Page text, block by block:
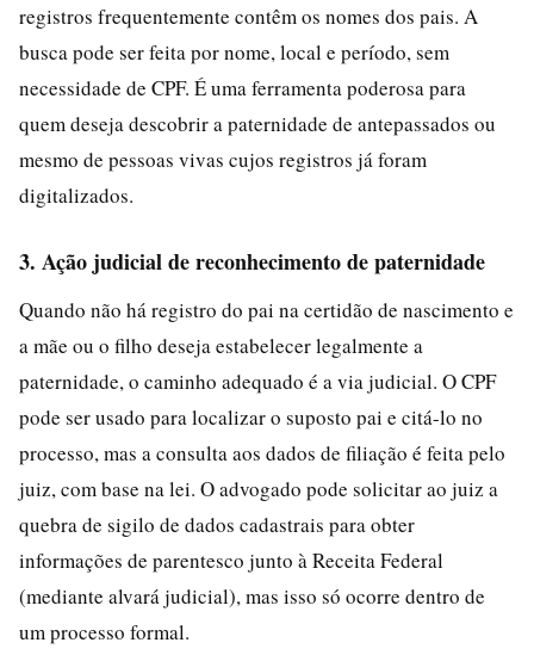
registros frequentemente contêm os nomes dos pais. A
busca pode ser feita por nome, local e período, sem
necessidade de CPF. É uma ferramenta poderosa para
quem deseja descobrir a paternidade de antepassados ou
mesmo de pessoas vivas cujos registros já foram
digitalizados.
3. Ação judicial de reconhecimento de paternidade
Quando não há registro do pai na certidão de nascimento e
a mãe ou o filho deseja estabelecer legalmente a
paternidade, o caminho adequado é a via judicial. O CPF
pode ser usado para localizar o suposto pai e citá-lo no
processo, mas a consulta aos dados de filiação é feita pelo
juiz, com base na lei. O advogado pode solicitar ao juiz a
quebra de sigilo de dados cadastrais para obter
informações de parentesco junto à Receita Federal
(mediante alvará judicial), mas isso só ocorre dentro de
um processo formal.